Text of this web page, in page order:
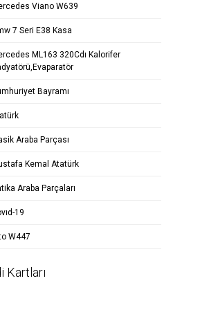
Viano W639
7 Seri E38 Kasa
ML163 320Cdı Kalorifer
Bayramı
Araba Parçası
Kemal Atatürk
Araba Parçaları
19
W447
Kartları